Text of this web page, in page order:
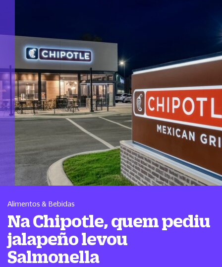
Alimentos & Bebidas
Na Chipotle, quem pediu
jalapeño levou
Salmonella